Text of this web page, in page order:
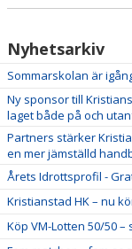
Nyhetsarkiv
Sommarskolan är
Ny sponsor till
laget både på och
Partners stärker
en mer jämställd
Årets Idrottsprofil -
Kristianstad HK – nu
Köp VM-Lotten 50/50